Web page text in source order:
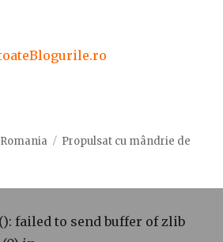
Propulsat cu mândrie de
failed to send buffer of zlib